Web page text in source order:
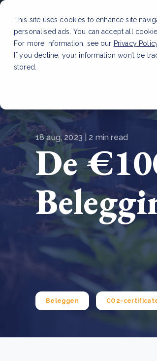
This site uses cookies to enhance site
personalised ads. You can accept all
For more information, see our Privacy
If you decline, your information won’t be
stored.
Green Wheels: transformerende
plasticinzameling in Sri Lanka
CSRD en uw positie als
in 2026?
CSRD
18 aug, 2023 | 2 min read
De
Beleggen CO2-